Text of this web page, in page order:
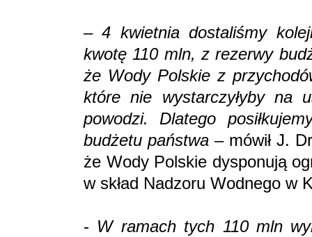
–4 kwietnia dostaliśmy
kwotę 110 mln, z rezerwy
że Wody Polskie z
które nie wystarczyłyby na
powodzi. Dlatego
budżetu państwa – mówił J.
że Wody Polskie dysponują
w skład Nadzoru Wodnego w
- W ramach tych 110 mln